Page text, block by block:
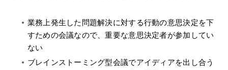
業務上発生した問題解決に対する行動の意思決定を下
すための会議なので、重要な意思決定者が参加してい
ない
ブレインストーミング型会議でアイディアを出し合う